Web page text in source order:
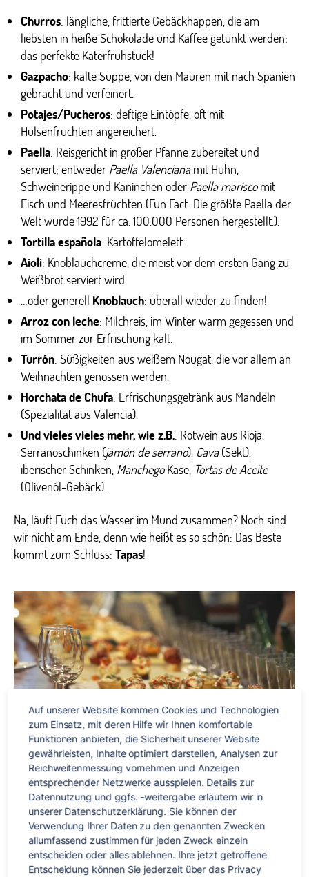
Churros: längliche, frittierte Gebäckhappen, die am
liebsten in heiße Schokolade und Kaffee getunkt werden;
das perfekte Katerfrühstück!
Gazpacho: kalte Suppe, von den Mauren mit nach Spanien
gebracht und verfeinert.
Potajes/Pucheros: deftige Eintöpfe, oft mit
Hülsenfrüchten angereichert.
Paella: Reisgericht in großer Pfanne zubereitet und
serviert; entweder Paella Valencianamit Huhn,
Schweinerippe und Kaninchen oder Paella mariscomit
Fisch und Meeresfrüchten (Fun Fact: Die größte Paella der
Welt wurde 1992 für ca. 100.000 Personen hergestellt.).
Tortilla española: Kartoffelomelett.
Aioli: Knoblauchcreme, die meist vor dem ersten Gang zu
Weißbrot serviert wird.
…oder generell Knoblauch: überall wieder zu finden!
Arroz con leche: Milchreis, im Winter warm gegessen und
im Sommer zur Erfrischung kalt.
Turrón: Süßigkeiten aus weißem Nougat, die vor allem an
Weihnachten genossen werden.
Horchata de Chufa: Erfrischungsgetränk aus Mandeln
(Spezialität aus Valencia).
Und vieles vieles mehr, wie z.B.: Rotwein aus Rioja,
Serranoschinken (jamón de serrano), Cava(Sekt),
iberischer Schinken, ManchegoKäse, Tortas de Aceite
(Olivenöl-Gebäck)…
Na, läuft Euch das Wasser im Mund zusammen? Noch sind
wir nicht am Ende, denn wie heißt es so schön: Das Beste
kommt zum Schluss: Tapas!
Wer kennt sie nicht? Diese kleinen Snacks, die am liebsten
zu Wein oder Bier serviert werden. Kleinigkeiten wie Oliven,
Salzmandeln,Chorizo(scharfe spanische Wurst), frittierte
Tintenfischringe (calamares ) oder Sardellen (boquerones
Auf unserer Website kommen Cookies und Technologien
zum Einsatz, mit deren Hilfe wir Ihnen komfortable
Funktionen anbieten, die Sicherheit unserer Website
gewährleisten, Inhalte optimiert darstellen, Analysen zur
Reichweitenmessung vornehmen und Anzeigen
entsprechender Netzwerke ausspielen. Details zur
Datennutzung und ggfs. -weitergabe erläutern wir in
unserer Datenschutzerklärung. Sie können der
Verwendung Ihrer Daten zu den genannten Zwecken
allumfassend zustimmen für jeden Zweck einzeln
entscheiden oder alles ablehnen. Ihre jetzt getroffene
Entscheidung können Sie jederzeit über das Privacy